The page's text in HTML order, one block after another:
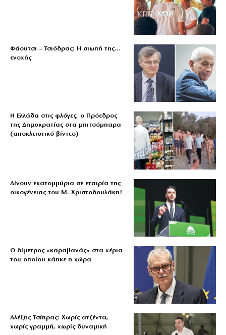
Φάουτσι – Τσιόδρας: Η σιωπή της…
ενοχής
Η Ελλάδα στις φλόγες, ο Πρόεδρος
της Δημοκρατίας στα μπιτσόμπαρα
(αποκλειστικό βίντεο)
Δίνουν εκατομμύρια σε εταιρία της
οικογένειας του Μ. Χριστοδουλάκη!
Ο δίμετρος «καραβανάς» στα χέρια
του οποίου κάηκε η χώρα
Αλέξης Τσίπρας: Χωρίς ατζέντα,
χωρίς γραμμή, χωρίς δυναμική